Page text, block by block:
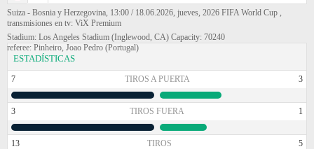
Suiza - Bosnia y Herzegovina, 13:00 / 18.06.2026, jueves, 2026 FIFA World Cup ,
transmisiones en tv: ViX Premium
Stadium: Los Angeles Stadium (Inglewood, CA) Capacity: 70240
referee: Pinheiro, Joao Pedro (Portugal)
ESTADÍSTICAS
7 TIROS A PUERTA 3
3 TIROS FUERA 1
13 TIROS 5